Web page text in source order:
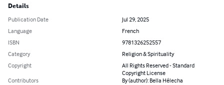
Details
Publication Date
Jul 29, 2025
Language
French
ISBN
9781326252557
Category
Religion & Spirituality
Copyright
All Rights Reserved - Standard
Copyright License
Contributors
By (author): Bella Hélecha